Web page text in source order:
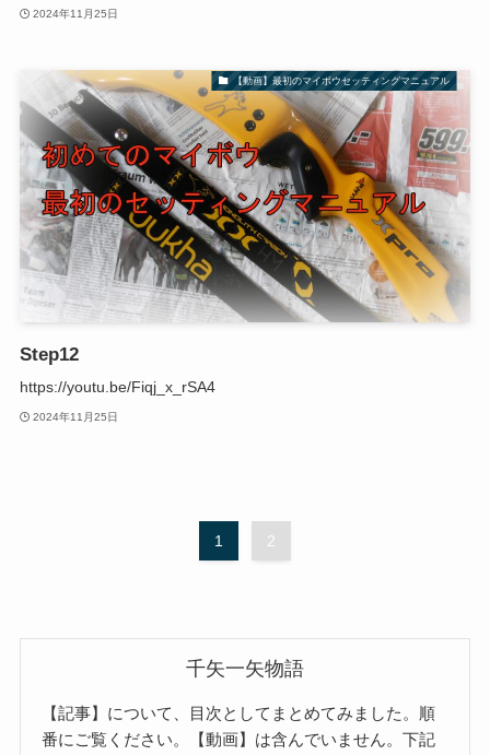
2024年11月25日
【動画】最初のマイボウセッティングマニュアル
Step12
https://youtu.be/Fiqj_x_rSA4
2024年11月25日
1 2
千矢一矢物語
【記事】について、目次としてまとめてみました。順
番にご覧ください。【動画】は含んでいません。下記